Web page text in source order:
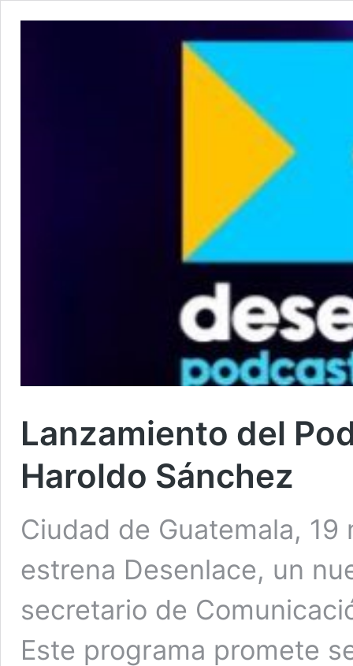
Lanzamiento del
Haroldo Sánchez
Ciudad de Guatemala, 19
estrena Desenlace, un
secretario de
Este programa promete